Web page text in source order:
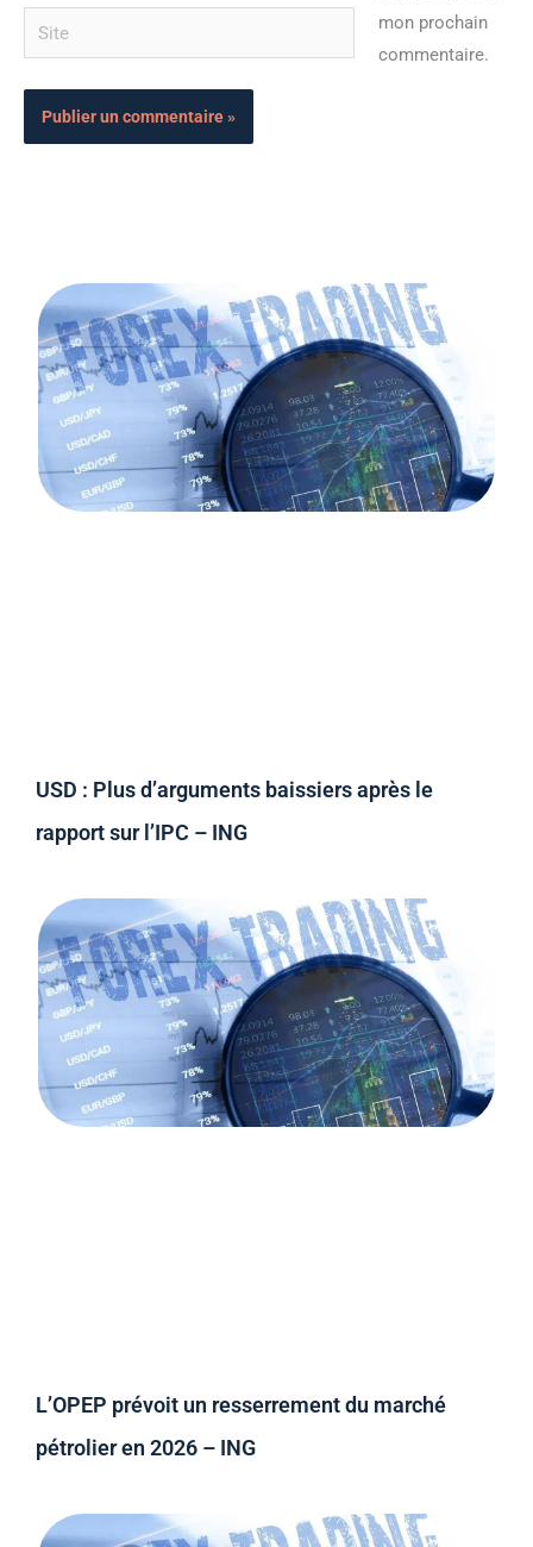
Site
mon prochain
commentaire.
USD : Plus d’arguments baissiers après le
rapport sur l’IPC – ING
L’OPEP prévoit un resserrement du marché
pétrolier en 2026 – ING